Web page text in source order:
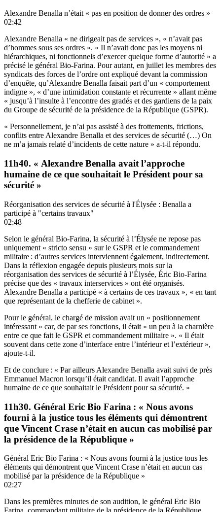
Alexandre Benalla n’était « pas en position de donner des ordres »
02:42
Alexandre Benalla « ne dirigeait pas de services », « n’avait pas
d’hommes sous ses ordres ». « Il n’avait donc pas les moyens ni
hiérarchiques, ni fonctionnels d’exercer quelque forme d’autorité » a
précisé le général Bio-Farina. Pour autant, en juillet les membres des
syndicats des forces de l’ordre ont expliqué devant la commission
d’enquête, qu’Alexandre Benalla faisait part d’un « comportement
indigne », « d’une intimidation constante et récurrente » allant même
« jusqu’à l’insulte à l’encontre des gradés et des gardiens de la paix
du Groupe de sécurité de la présidence de la République (GSPR).
« Personnellement, je n’ai pas assisté à des frottements, frictions,
conflits entre Alexandre Benalla et des services de sécurité (…) On
ne m’a jamais relaté d’incidents de cette nature » a-t-il répondu.
11h40. « Alexandre Benalla avait l’approche
humaine de ce que souhaitait le Président pour sa
sécurité »
Réorganisation des services de sécurité à l'Élysée : Benalla a
participé à "certains travaux"
02:48
Selon le général Bio-Farina, la sécurité à l’Élysée ne repose pas
uniquement « stricto sensu » sur le GSPR et le commandement
militaire : d’autres services interviennent également, indirectement.
Dans la réflexion engagée depuis plusieurs mois sur la
réorganisation des services de sécurité à l’Élysée, Éric Bio-Farina
précise que des « travaux interservices » ont été organisés.
Alexandre Benalla a participé « à certains de ces travaux », « en tant
que représentant de la chefferie de cabinet ».
Pour le général, le chargé de mission avait un « positionnement
intéressant » car, de par ses fonctions, il était « un peu à la charnière
entre ce que fait le GSPR et commandement militaire ». « Il était
souvent dans cette zone d’interface entre l’intérieur et l’extérieur »,
ajoute-t-il.
Et de conclure : « Par ailleurs Alexandre Benalla avait suivi de près
Emmanuel Macron lorsqu’il était candidat. Il avait l’approche
humaine de ce que souhaitait le Président pour sa sécurité. »
11h30. Général Eric Bio Farina : « Nous avons
fourni à la justice tous les éléments qui démontrent
que Vincent Crase n’était en aucun cas mobilisé par
la présidence de la République »
Général Eric Bio Farina : « Nous avons fourni à la justice tous les
éléments qui démontrent que Vincent Crase n’était en aucun cas
mobilisé par la présidence de la République »
02:27
Dans les premières minutes de son audition, le général Eric Bio